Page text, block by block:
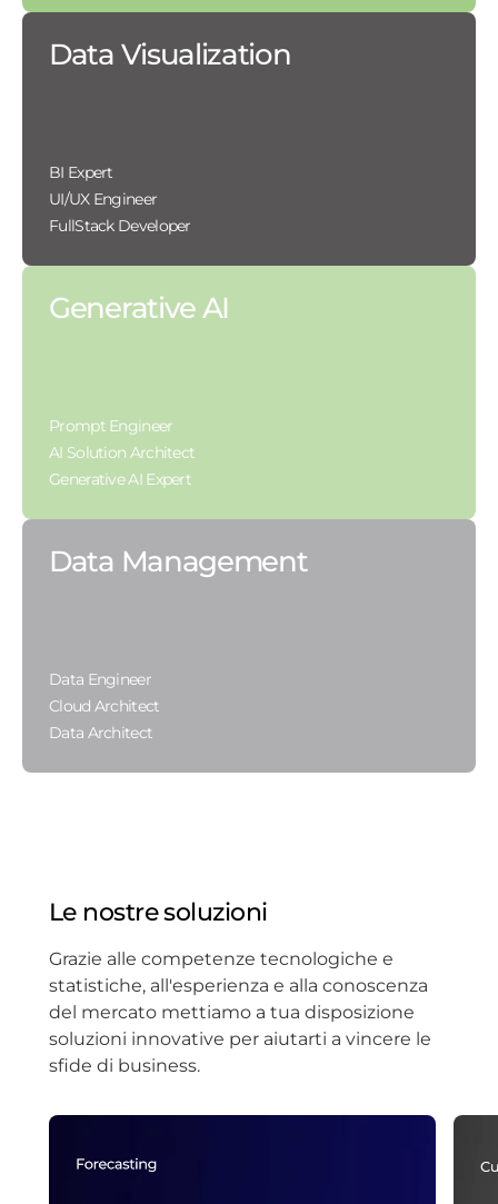
Data Visualization
BI Expert
UI/UX Engineer
FullStack Developer
Generative AI
Prompt Engineer
AI Solution Architect
Generative AI Expert
Data Management
Data Engineer
Cloud Architect
Data Architect
Le nostre soluzioni
Grazie alle competenze tecnologiche e
statistiche, all'esperienza e alla conoscenza
del mercato mettiamo a tua disposizione
soluzioni innovative per aiutarti a vincere le
sfide di business.